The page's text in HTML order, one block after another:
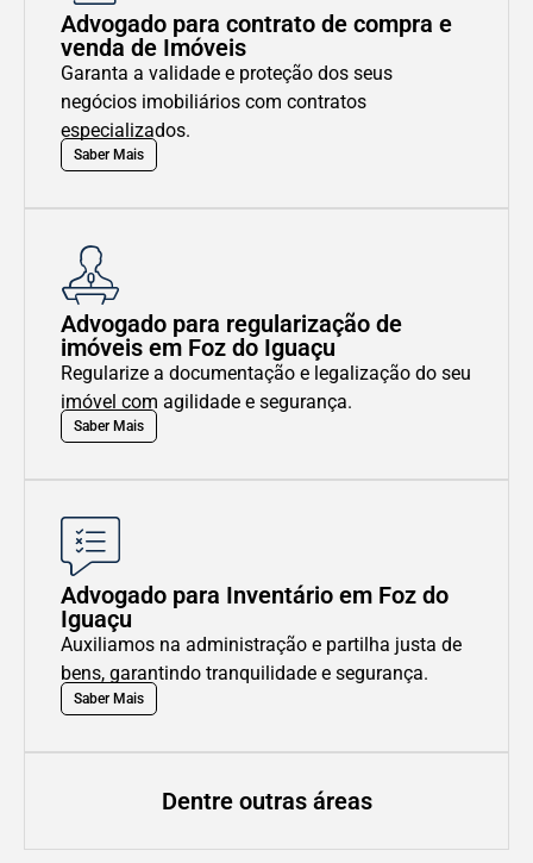
Advogado para contrato de compra e
venda de Imóveis
Garanta a validade e proteção dos seus
negócios imobiliários com contratos
especializados.
Saber Mais
Advogado para regularização de
imóveis em Foz do Iguaçu
Regularize a documentação e legalização do seu
imóvel com agilidade e segurança.
Saber Mais
Advogado para Inventário em Foz do
Iguaçu
Auxiliamos na administração e partilha justa de
bens, garantindo tranquilidade e segurança.
Saber Mais
Dentre outras áreas